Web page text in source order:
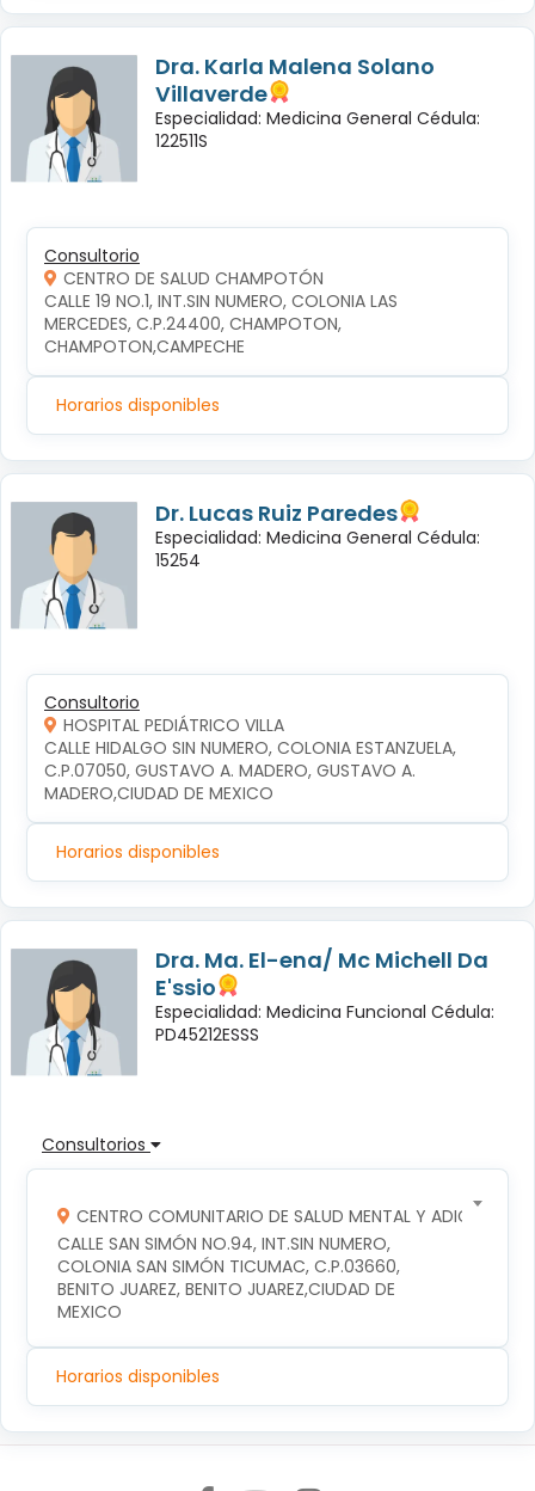
Dra. Karla Malena Solano
Villaverde
Especialidad: Medicina General Cédula:
122511S
Consultorio
CENTRO DE SALUD CHAMPOTÓN
CALLE 19 NO.1, INT.SIN NUMERO, COLONIA LAS
MERCEDES, C.P.24400, CHAMPOTON,
CHAMPOTON,CAMPECHE
Horarios disponibles
Dr. Lucas Ruiz Paredes
Especialidad: Medicina General Cédula:
15254
Consultorio
HOSPITAL PEDIÁTRICO VILLA
CALLE HIDALGO SIN NUMERO, COLONIA ESTANZUELA,
C.P.07050, GUSTAVO A. MADERO, GUSTAVO A.
MADERO,CIUDAD DE MEXICO
Horarios disponibles
Dra. Ma. El-ena/ Mc Michell Da
E'ssio
Especialidad: Medicina Funcional Cédula:
PD45212ESSS
Consultorios
CENTRO COMUNITARIO DE SALUD MENTAL Y ADICCIONES
CALLE SAN SIMÓN NO.94, INT.SIN NUMERO,
COLONIA SAN SIMÓN TICUMAC, C.P.03660,
BENITO JUAREZ, BENITO JUAREZ,CIUDAD DE
MEXICO
Horarios disponibles